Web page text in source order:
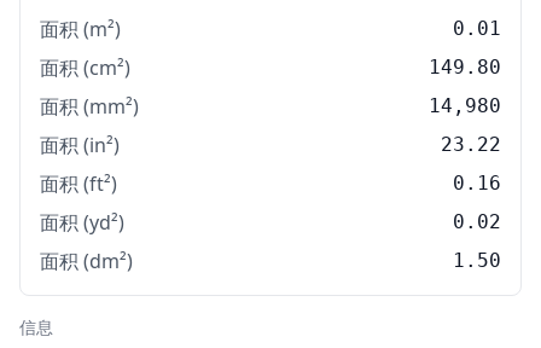
面积 (m²) 0.01
面积 (cm²) 149.80
面积 (mm²) 14,980
面积 (in²) 23.22
面积 (ft²) 0.16
面积 (yd²) 0.02
面积 (dm²) 1.50
信息